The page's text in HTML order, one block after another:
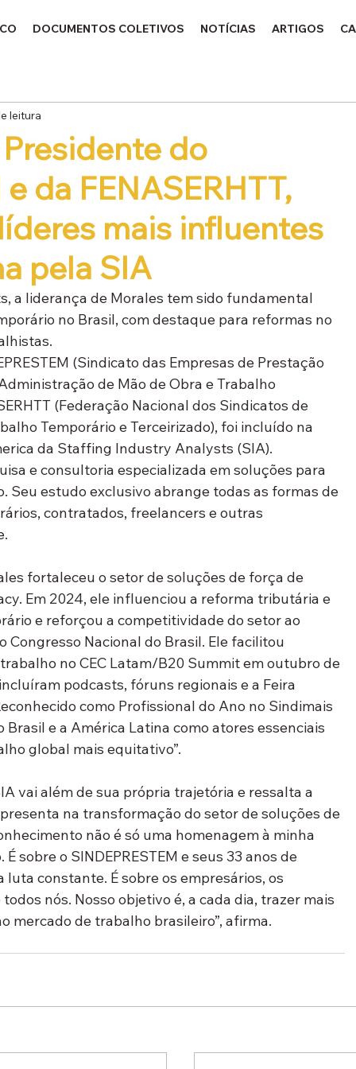
DOCUMENTOS COLETIVOS NOTÍCIAS ARTIGOS
do
da FENASERHTT,
mais influentes
pela SIA
leitura
a liderança de Morales tem sido fundamental
no Brasil, com destaque para reformas no
(Sindicato das Empresas de Prestação
de Mão de Obra e Trabalho
(Federação Nacional dos Sindicatos de
Temporário e Terceirizado), foi incluído na
da Staffing Industry Analysts (SIA).
e consultoria especializada em soluções para
Seu estudo exclusivo abrange todas as formas de
contratados, freelancers e outras
fortaleceu o setor de soluções de força de
Em 2024, ele influenciou a reforma tributária e
e reforçou a competitividade do setor ao
Nacional do Brasil. Ele facilitou
no CEC Latam/B20 Summit em outubro de
podcasts, fóruns regionais e a Feira
como Profissional do Ano no Sindimais
e a América Latina como atores essenciais
global mais equitativo”.
vai além de sua própria trajetória e ressalta a
na transformação do setor de soluções de
não é só uma homenagem à minha
sobre o SINDEPRESTEM e seus 33 anos de
luta constante. É sobre os empresários, os
nós. Nosso objetivo é, a cada dia, trazer mais
mercado de trabalho brasileiro”, afirma.